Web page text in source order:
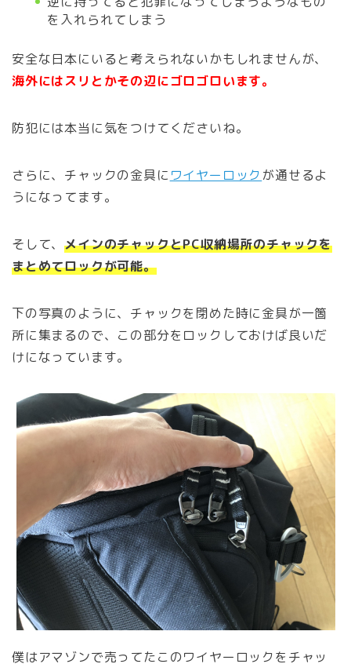
を入れられてしまう
安全な日本にいると考えられないかもしれませんが、
海外にはスリとかその辺にゴロゴロいます。
防犯には本当に気をつけてくださいね。
さらに、チャックの金具に ワイヤーロック が通せるよ
うになってます。
そして、メインのチャックとPC収納場所のチャックを
まとめてロックが可能。
下の写真のように、チャックを閉めた時に金具が一箇
所に集まるので、この部分をロックしておけば良いだ
けになっています。
僕はアマゾンで売ってたこのワイヤーロックをチャッ